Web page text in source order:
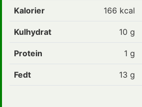
Kalorier 166 kcal
Kulhydrat 10 g
Protein 1 g
Fedt 13 g